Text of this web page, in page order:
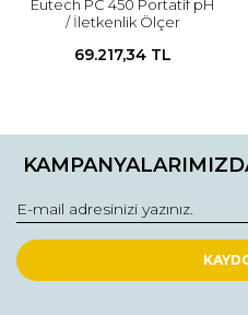
Eutech PC 450 Portatif pH
/ İletkenlik Ölçer
69.217,34 TL